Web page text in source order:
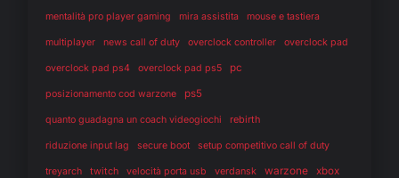
mentalità pro player gaming mira assistita mouse e tastiera
multiplayer news call of duty overclock controller overclock pad
overclock pad ps4 overclock pad ps5 pc
posizionamento cod warzone ps5
quanto guadagna un coach videogiochi rebirth
riduzione input lag secure boot setup competitivo call of duty
treyarch twitch velocità porta usb verdansk warzone xbox